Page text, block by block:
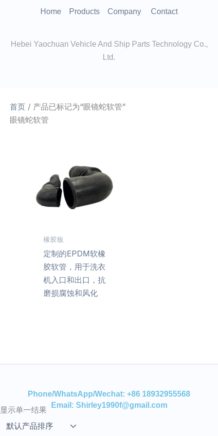
Home Products Company Contact
Hebei Yaochuan Vehicle And Ship Parts Technology Co.,
Ltd.
首页 / 产品已标记为“眼镜蛇软管”
眼镜蛇软管
显示单一结果
橡胶板
定制的EPDM软橡
胶软管，用于洗衣
机入口和出口，抗
磨损腐蚀和风化
Phone/WhatsApp/Wechat: +86 18932955568
Email: Shirley1990f@gmail.com